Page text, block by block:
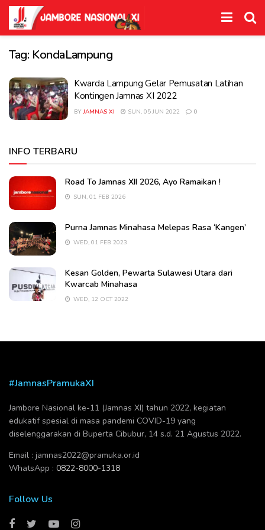
Tag: KondaLampung
Kwarda Lampung Gelar Pemusatan Latihan
Kontingen Jamnas XI 2022
BY JAMNAS XI SUN, 05 JUN 2022 0
INFO TERBARU
Road To Jamnas XII 2026, Ayo Ramaikan !
SUN, 01 FEB 2026
Purna Jamnas Minahasa Melepas Rasa ‘Kangen’
WED, 01 FEB 2023
Kesan Golden, Pewarta Sulawesi Utara dari
Kwarcab Minahasa
WED, 12 OCT 2022
#JamnasPramukaXI
Jambore Nasional ke-11 (Jamnas XI) tahun 2022, kegiatan
edukatif spesial di masa pandemi COVID-19 yang
diselenggarakan di Buperta Cibubur, 14 s.d. 21 Agustus 2022.
Email : jamnas2022@pramuka.or.id
WhatsApp : 0822-8000-1318
Follow Us